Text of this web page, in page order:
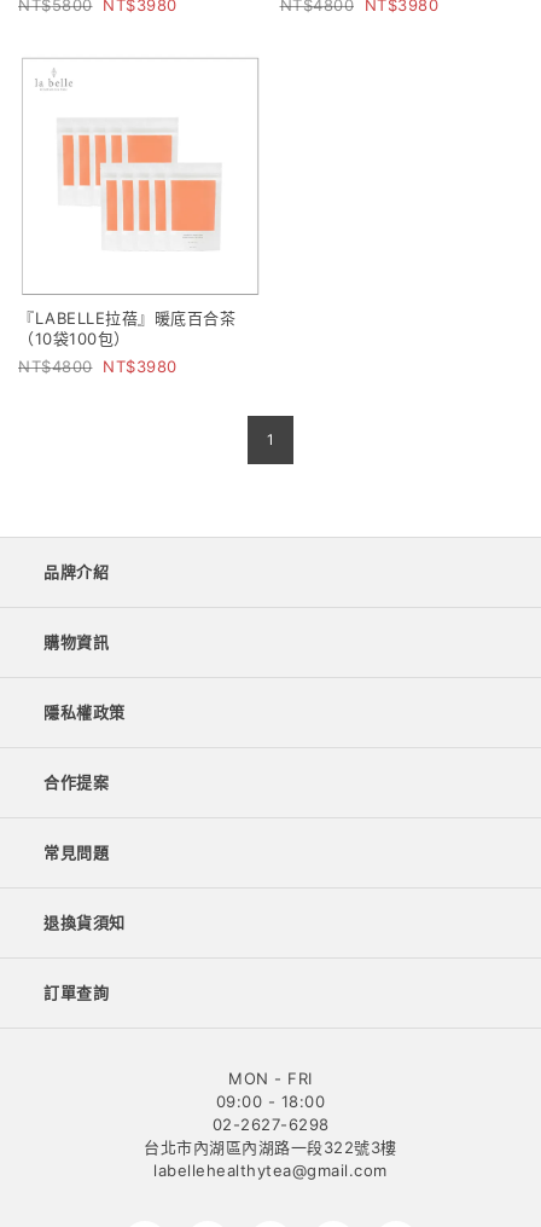
5800
3980
4800
3980
『LABELLE拉蓓』暖底百合茶
（10袋100包）
4800
3980
1
品牌介紹
購物資訊
隱私權政策
合作提案
常見問題
退換貨須知
訂單查詢
MON - FRI
09:00 - 18:00
02-2627-6298
台北市內湖區內湖路一段322號3樓
labellehealthytea@gmail.com